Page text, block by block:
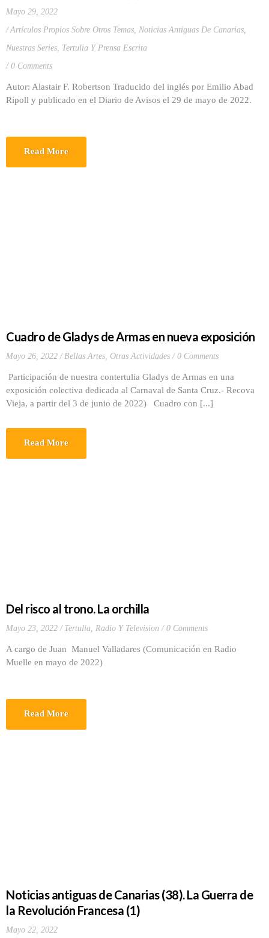
Mayo 29, 2022
Artículos Propios Sobre Otros Temas, Noticias Antiguas De Canarias,
Nuestras Series, Tertulia Y Prensa Escrita
0 Comments
Autor: Alastair F. Robertson Traducido del inglés por Emilio Abad
Ripoll y publicado en el Diario de Avisos el 29 de mayo de 2022.
Read More
Cuadro de Gladys de Armas en nueva exposición
Mayo 26, 2022 Bellas Artes, Otras Actividades 0 Comments
Participación de nuestra contertulia Gladys de Armas en una
exposición colectiva dedicada al Carnaval de Santa Cruz.- Recova
Vieja, a partir del 3 de junio de 2022) Cuadro con [...]
Read More
Del risco al trono. La orchilla
Mayo 23, 2022 Tertulia, Radio Y Television 0 Comments
A cargo de Juan Manuel Valladares (Comunicación en Radio
Muelle en mayo de 2022)
Read More
Noticias antiguas de Canarias (38). La Guerra de
la Revolución Francesa (1)
Mayo 22, 2022